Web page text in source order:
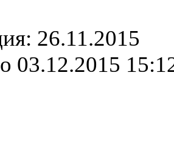
26.11.2015
03.12.2015